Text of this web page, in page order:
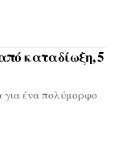
καταδίωξη, 5
για ένα πολύμορφο